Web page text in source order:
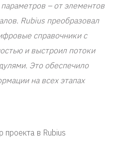
– от элементов
Rubius преобразовал
справочники с
и выстроил потоки
Это обеспечило
на всех этапах
в Rubius